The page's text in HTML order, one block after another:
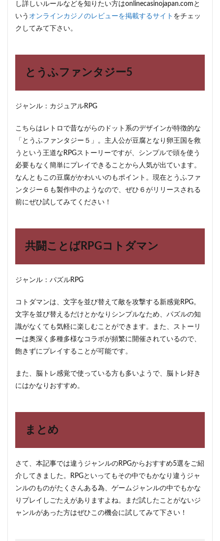
し詳しいルールなどを知りたい方はonlinecasinojapan.comと
いう オンラインカジノのレビューを掲載するサイト をチェッ
クしてみて下さい。
とうふファンタジー5
ジャンル：カジュアルRPG
こちらはレトロで昔ながらのドット系のデザインが特徴的な
「とうふファンタジー５」。主人公が豆腐となり卵王国を救
うという王道なRPGストーリーですが、シンプルで頭を使う
必要もなく簡単にプレイできることから人気が出ています。
なんともこの豆腐がかわいいのもポイント。現在とうふファ
ンタジー６も製作中のようなので、ぜひ６がリリースされる
前にぜひ試してみてください！
共闘ことばRPGコトダマン
ジャンル：パズルRPG
コトダマンは、文字を並び替えて敵を攻撃する新感覚RPG。
文字を並び替えるだけとかなりシンプルなため、パズルの知
識がなくても気軽に楽しむことができます。また、ストーリ
ーは奥深く多種多様なコラボが頻繁に開催されているので、
飽きずにプレイすることが可能です。
また、脳トレ感覚で使っている方も多いようで、脳トレ好き
にはかなりおすすめ。
まとめ
さて、本記事では違うジャンルのRPGからおすすめ5選をご紹
介してきました。RPGといってもその中でもかなり違うジャ
ンルのものがたくさんある為、ゲームジャンルの中でもかな
りプレイしごたえがありますよね。まだ試したことがないジ
ャンルがあった方はぜひこの機会に試してみて下さい！